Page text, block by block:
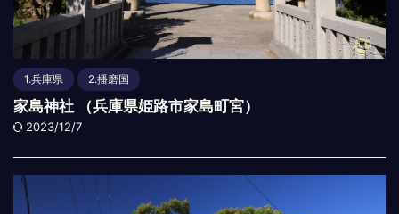
1.兵庫県 2.播磨国
家島神社 （兵庫県姫路市家島町宮）
2023/12/7